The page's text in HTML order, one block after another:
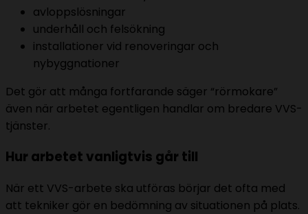
avloppslösningar
underhåll och felsökning
installationer vid renoveringar och
nybyggnationer
Det gör att många fortfarande säger “rörmokare”
även när arbetet egentligen handlar om bredare VVS-
tjänster.
Hur arbetet vanligtvis går till
När ett VVS-arbete ska utföras börjar det ofta med
att tekniker gör en bedömning av situationen på plats.